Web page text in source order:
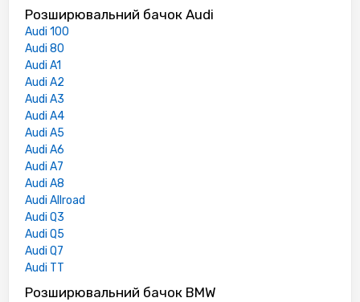
Розширювальний бачок Audi
Audi 100
Audi 80
Audi A1
Audi A2
Audi A3
Audi A4
Audi A5
Audi A6
Audi A7
Audi A8
Audi Allroad
Audi Q3
Audi Q5
Audi Q7
Audi TT
Розширювальний бачок BMW